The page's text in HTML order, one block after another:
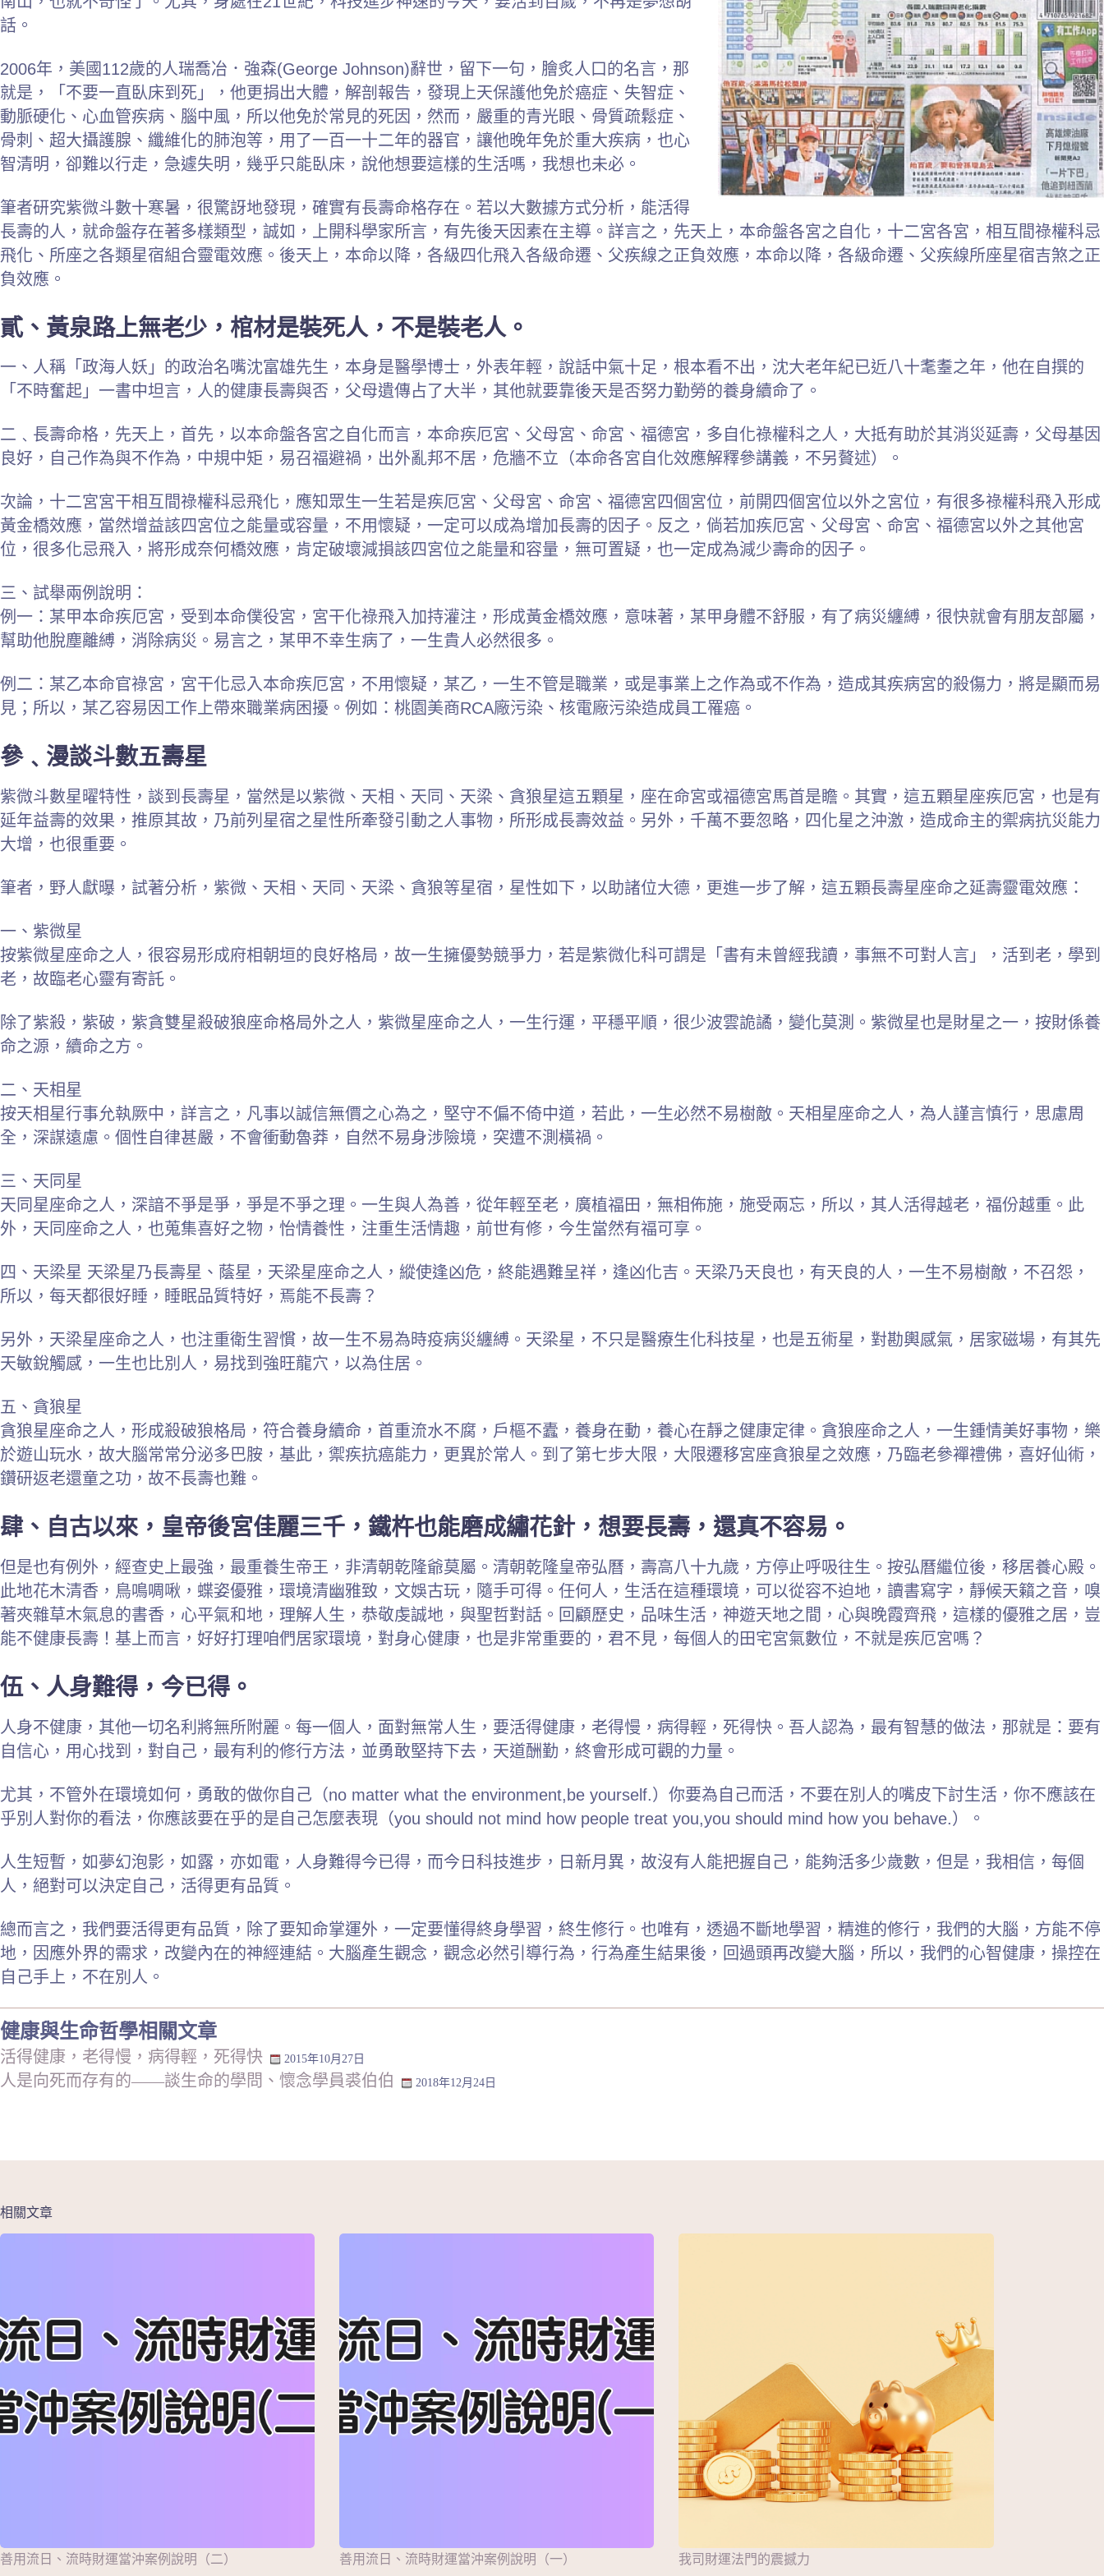
話。
2006年，美國112歲的人瑞喬冶．強森(George Johnson)辭世，留下一句，膾炙人口的名言，那
就是，「不要一直臥床到死」，他更捐出大體，解剖報告，發現上天保護他免於癌症、失智症、
動脈硬化、心血管疾病、腦中風，所以他免於常見的死因，然而，嚴重的青光眼、骨質疏鬆症、
骨刺、超大攝護腺、纖維化的肺泡等，用了一百一十二年的器官，讓他晚年免於重大疾病，也心
智清明，卻難以行走，急遽失明，幾乎只能臥床，說他想要這樣的生活嗎，我想也未必。
筆者研究紫微斗數十寒暑，很驚訝地發現，確實有長壽命格存在。若以大數據方式分析，能活得
長壽的人，就命盤存在著多樣類型，誠如，上開科學家所言，有先後天因素在主導。詳言之，先天上，本命盤各宮之自化，十二宮各宮，相互間祿權科忌
飛化、所座之各類星宿組合靈電效應。後天上，本命以降，各級四化飛入各級命遷、父疾線之正負效應，本命以降，各級命遷、父疾線所座星宿吉煞之正
負效應。
貳、黃泉路上無老少，棺材是裝死人，不是裝老人。
一、人稱「政海人妖」的政治名嘴沈富雄先生，本身是醫學博士，外表年輕，說話中氣十足，根本看不出，沈大老年紀已近八十耄耋之年，他在自撰的
「不時奮起」一書中坦言，人的健康長壽與否，父母遺傳占了大半，其他就要靠後天是否努力勤勞的養身續命了。
二﹑長壽命格，先天上，首先，以本命盤各宮之自化而言，本命疾厄宮、父母宮、命宮、福德宮，多自化祿權科之人，大抵有助於其消災延壽，父母基因
良好，自己作為與不作為，中規中矩，易召福避禍，出外亂邦不居，危牆不立（本命各宮自化效應解釋參講義，不另贅述）。
次論，十二宮宮干相互間祿權科忌飛化，應知眾生一生若是疾厄宮、父母宮、命宮、福德宮四個宮位，前開四個宮位以外之宮位，有很多祿權科飛入形成
黃金橋效應，當然增益該四宮位之能量或容量，不用懷疑，一定可以成為增加長壽的因子。反之，倘若加疾厄宮、父母宮、命宮、福德宮以外之其他宮
位，很多化忌飛入，將形成奈何橋效應，肯定破壞減損該四宮位之能量和容量，無可置疑，也一定成為減少壽命的因子。
三、試舉兩例說明：
例一：某甲本命疾厄宮，受到本命僕役宮，宮干化祿飛入加持灌注，形成黃金橋效應，意味著，某甲身體不舒服，有了病災纏縛，很快就會有朋友部屬，
幫助他脫塵離縛，消除病災。易言之，某甲不幸生病了，一生貴人必然很多。
例二：某乙本命官祿宮，宮干化忌入本命疾厄宮，不用懷疑，某乙，一生不管是職業，或是事業上之作為或不作為，造成其疾病宮的殺傷力，將是顯而易
見；所以，某乙容易因工作上帶來職業病困擾。例如：桃園美商RCA廠污染、核電廠污染造成員工罹癌。
參﹑漫談斗數五壽星
紫微斗數星曜特性，談到長壽星，當然是以紫微、天相、天同、天梁、貪狼星這五顆星，座在命宮或福德宮馬首是瞻。其實，這五顆星座疾厄宮，也是有
延年益壽的效果，推原其故，乃前列星宿之星性所牽發引動之人事物，所形成長壽效益。另外，千萬不要忽略，四化星之沖激，造成命主的禦病抗災能力
大增，也很重要。
筆者，野人獻曝，試著分析，紫微、天相、天同、天梁、貪狼等星宿，星性如下，以助諸位大德，更進一步了解，這五顆長壽星座命之延壽靈電效應：
一、紫微星
按紫微星座命之人，很容易形成府相朝垣的良好格局，故一生擁優勢競爭力，若是紫微化科可謂是「書有未曾經我讀，事無不可對人言」，活到老，學到
老，故臨老心靈有寄託。
除了紫殺，紫破，紫貪雙星殺破狼座命格局外之人，紫微星座命之人，一生行運，平穩平順，很少波雲詭譎，變化莫測。紫微星也是財星之一，按財係養
命之源，續命之方。
二、天相星
按天相星行事允執厥中，詳言之，凡事以誠信無價之心為之，堅守不偏不倚中道，若此，一生必然不易樹敵。天相星座命之人，為人謹言慎行，思慮周
全，深謀遠慮。個性自律甚嚴，不會衝動魯莽，自然不易身涉險境，突遭不測橫禍。
三、天同星
天同星座命之人，深諳不爭是爭，爭是不爭之理。一生與人為善，從年輕至老，廣植福田，無相佈施，施受兩忘，所以，其人活得越老，福份越重。此
外，天同座命之人，也蒐集喜好之物，怡情養性，注重生活情趣，前世有修，今生當然有福可享。
四、天梁星 天梁星乃長壽星、蔭星，天梁星座命之人，縱使逢凶危，終能遇難呈祥，逢凶化吉。天梁乃天良也，有天良的人，一生不易樹敵，不召怨，
所以，每天都很好睡，睡眠品質特好，焉能不長壽？
另外，天梁星座命之人，也注重衛生習慣，故一生不易為時疫病災纏縛。天梁星，不只是醫療生化科技星，也是五術星，對勘輿感氣，居家磁場，有其先
天敏銳觸感，一生也比別人，易找到強旺龍穴，以為住居。
五、貪狼星
貪狼星座命之人，形成殺破狼格局，符合養身續命，首重流水不腐，戶樞不蠹，養身在動，養心在靜之健康定律。貪狼座命之人，一生鍾情美好事物，樂
於遊山玩水，故大腦常常分泌多巴胺，基此，禦疾抗癌能力，更異於常人。到了第七步大限，大限遷移宮座貪狼星之效應，乃臨老參襌禮佛，喜好仙術，
鑽研返老還童之功，故不長壽也難。
肆、自古以來，皇帝後宮佳麗三千，鐵杵也能磨成繡花針，想要長壽，還真不容易。
但是也有例外，經查史上最強，最重養生帝王，非清朝乾隆爺莫屬。清朝乾隆皇帝弘曆，壽高八十九歲，方停止呼吸往生。按弘曆繼位後，移居養心殿。
此地花木清香，鳥鳴啁啾，蝶姿優雅，環境清幽雅致，文娛古玩，隨手可得。任何人，生活在這種環境，可以從容不迫地，讀書寫字，靜候天籟之音，嗅
著夾雜草木氣息的書香，心平氣和地，理解人生，恭敬虔誠地，與聖哲對話。回顧歷史，品味生活，神遊天地之間，心與晚霞齊飛，這樣的優雅之居，豈
能不健康長壽！基上而言，好好打理咱們居家環境，對身心健康，也是非常重要的，君不見，每個人的田宅宮氣數位，不就是疾厄宮嗎？
伍、人身難得，今已得。
人身不健康，其他一切名利將無所附麗。每一個人，面對無常人生，要活得健康，老得慢，病得輕，死得快。吾人認為，最有智慧的做法，那就是：要有
自信心，用心找到，對自己，最有利的修行方法，並勇敢堅持下去，天道酬勤，終會形成可觀的力量。
尤其，不管外在環境如何，勇敢的做你自己（no matter what the environment,be yourself.）你要為自己而活，不要在別人的嘴皮下討生活，你不應該在
乎別人對你的看法，你應該要在乎的是自己怎麼表現（you should not mind how people treat you,you should mind how you behave.）。
人生短暫，如夢幻泡影，如露，亦如電，人身難得今已得，而今日科技進步，日新月異，故沒有人能把握自己，能夠活多少歲數，但是，我相信，每個
人，絕對可以決定自己，活得更有品質。
總而言之，我們要活得更有品質，除了要知命掌運外，一定要懂得終身學習，終生修行。也唯有，透過不斷地學習，精進的修行，我們的大腦，方能不停
地，因應外界的需求，改變內在的神經連結。大腦產生觀念，觀念必然引導行為，行為產生結果後，回過頭再改變大腦，所以，我們的心智健康，操控在
自己手上，不在別人。
健康與生命哲學相關文章
活得健康，老得慢，病得輕，死得快 2015年10月27日
人是向死而存有的——談生命的學問、懷念學員裘伯伯 2018年12月24日
相關文章
善用流日、流時財運當沖案例說明（二） 善用流日、流時財運當沖案例說明（一） 我司財運法門的震撼力